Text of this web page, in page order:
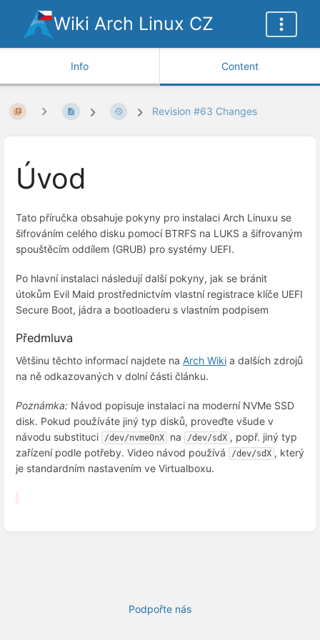
Wiki Arch Linux CZ
Info Content
Revision #63 Changes
Úvod
Tato příručka obsahuje pokyny pro instalaci Arch Linuxu se
šifrováním celého disku pomocí BTRFS na LUKS a šifrovaným
spouštěcím oddílem (GRUB) pro systémy UEFI.
Po hlavní instalaci následují další pokyny, jak se bránit
útokům Evil Maid prostřednictvím vlastní registrace klíče UEFI
Secure Boot, jádra a bootloaderu s vlastním podpisem
Předmluva
Většinu těchto informací najdete na Arch Wiki a dalších zdrojů
na ně odkazovaných v dolní části článku.
Poznámka: Návod popisuje instalaci na moderní NVMe SSD
disk. Pokud používáte jiný typ disků, proveďte všude v
návodu substituci
/dev/nvme0nX na /dev/sdX , popř. jiný typ
zařízení podle potřeby. Video návod používá
/dev/sdX , který
je standardním nastavením ve Virtualboxu.
Podpořte nás